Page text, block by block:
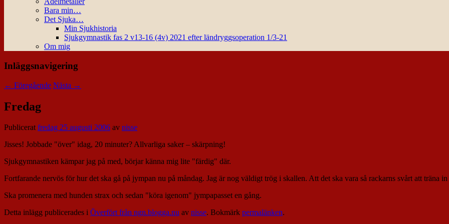
Bara min…
Det Sjuka…
Min Sjukhistoria
Sjukgymnastik fas 2 v13-16 (4v) 2021 efter ländryggsoperation 1/3-21
Om mig
Inläggsnavigering
← Föregående Nästa →
Fredag
Publiceratfredag 25 augusti 2006 av nisse
Jisses! Jobbade "över" idag, 20 minuter? Allvarliga saker – skärpning!
Sjukgymnastiken kämpar jag på med, börjar känna mig lite "färdig" där.
Fortfarande nervös för hur det ska gå på jympan nu på måndag. Jag är nog väldigt trög i skallen. Att det ska vara så rackarns svårt att träna in
Ska promenera med hunden strax och sedan "köra igenom" jympapasset en gång.
Detta inlägg publicerades i Överfört från ngn.blogga.nu av nisse. Bokmärk permalänken.